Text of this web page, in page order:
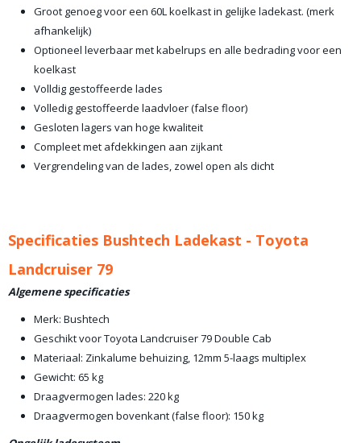
Groot genoeg voor een 60L koelkast in gelijke ladekast. (merk
afhankelijk)
Optioneel leverbaar met kabelrups en alle bedrading voor een
koelkast
Volldig gestoffeerde lades
Volledig gestoffeerde laadvloer (false floor)
Gesloten lagers van hoge kwaliteit
Compleet met afdekkingen aan zijkant
Vergrendeling van de lades, zowel open als dicht
Specificaties Bushtech Ladekast - Toyota
Landcruiser 79
Algemene specificaties
Merk: Bushtech
Geschikt voor Toyota Landcruiser 79 Double Cab
Materiaal: Zinkalume behuizing, 12mm 5-laags multiplex
Gewicht: 65 kg
Draagvermogen lades: 220 kg
Draagvermogen bovenkant (false floor): 150 kg